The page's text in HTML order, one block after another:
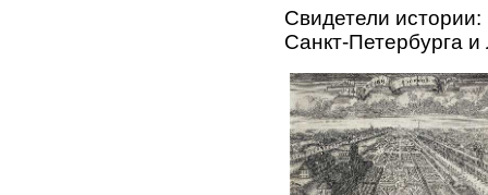
Свидетели
Санкт-Петербурга